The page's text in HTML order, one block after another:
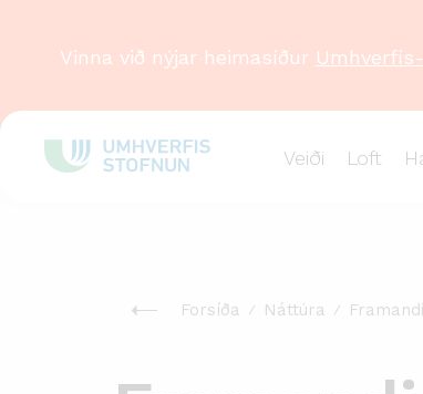
Veiði Loft
Vinna við nýjar heimasíður
Forsíða Náttúra